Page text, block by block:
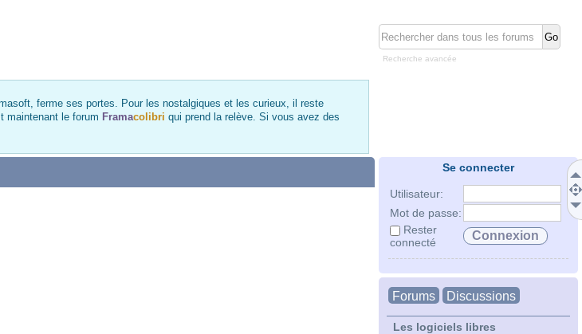
Recherche avancée
ferme ses portes. Pour les nostalgiques et les curieux, il reste
maintenant le forum Framacolibri qui prend la relève. Si vous avez des
Se connecter
Utilisateur:
Mot de passe:
Rester
connecté
Forums Discussions
Les logiciels libres